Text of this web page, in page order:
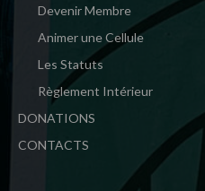
Devenir Membre
Animer une Cellule
Les Statuts
Règlement Intérieur
DONATIONS
CONTACTS